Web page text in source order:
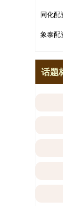
同化配
象泰配
话题